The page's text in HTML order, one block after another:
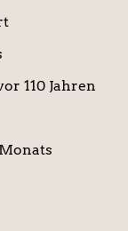
110 Jahren